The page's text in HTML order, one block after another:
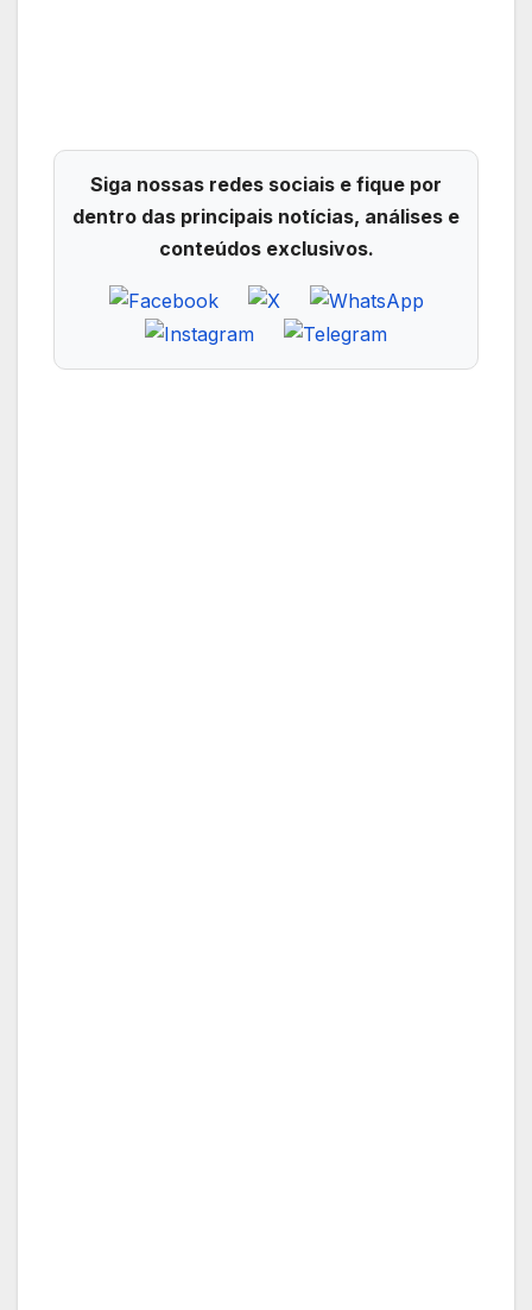
Siga nossas redes sociais e fique por
dentro das principais notícias, análises e
conteúdos exclusivos.